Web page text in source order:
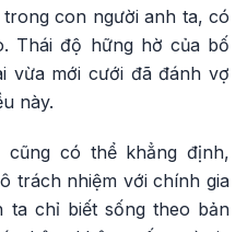
con người anh ta, có
Thái độ hững hờ của bố
vừa mới cưới đã đánh vợ
này.
có thể khẳng định,
trách nhiệm với chính gia
ta chỉ biết sống theo bản